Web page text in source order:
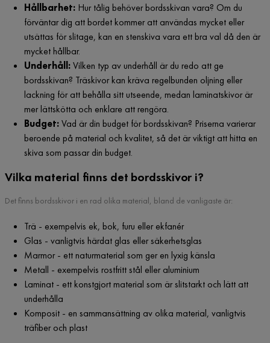
Hållbarhet: Hur tålig behöver bordsskivan vara? Om du
förväntar dig att bordet kommer att användas mycket eller
utsättas för slitage, kan en stenskiva vara ett bra val då den är
mycket hållbar.
Underhåll:Vilken typ av underhåll är du redo att ge
bordsskivan? Träskivor kan kräva regelbunden oljning eller
lackning för att behålla sitt utseende, medan laminatskivor är
mer lättskötta och enklare att rengöra.
Budget:Vad är din budget för bordsskivan? Priserna varierar
beroende på material och kvalitet, så det är viktigt att hitta en
skiva som passar din budget.
Vilka material finns det bordsskivor i?
Det finns bordsskivor i en rad olika material, bland de vanligaste är:
Trä - exempelvis ek, bok, furu eller ekfanér
Glas - vanligtvis härdat glas eller säkerhetsglas
Marmor - ett naturmaterial som ger en lyxig känsla
Metall - exempelvis rostfritt stål eller aluminium
Laminat - ett konstgjort material som är slitstarkt och lätt att
underhålla
Komposit - en sammansättning av olika material, vanligtvis
träfiber och plast